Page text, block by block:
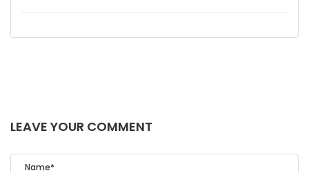
LEAVE YOUR COMMENT